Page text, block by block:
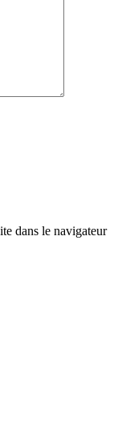
dans le navigateur